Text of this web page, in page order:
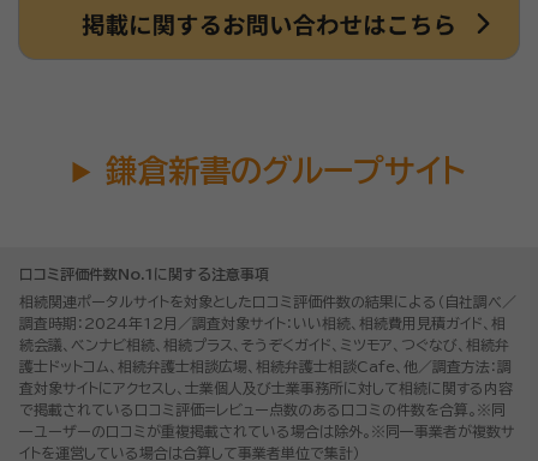
鎌倉新書のグループサイト
口コミ評価件数No.1に関する注意事項
相続関連ポータルサイトを対象とした口コミ評価件数の結果による（自社調べ／
調査時期：2024年12月／調査対象サイト：いい相続、相続費用見積ガイド、相
続会議、ベンナビ相続、相続プラス、そうぞくガイド、ミツモア、つぐなび、相続弁
護士ドットコム、相続弁護士相談広場、相続弁護士相談Cafe、他／調査方法：調
査対象サイトにアクセスし、士業個人及び士業事務所に対して相続に関する内容
で掲載されている口コミ評価=レビュー点数のある口コミの件数を合算。※同
一ユーザーの口コミが重複掲載されている場合は除外。※同一事業者が複数サ
イトを運営している場合は合算して事業者単位で集計）